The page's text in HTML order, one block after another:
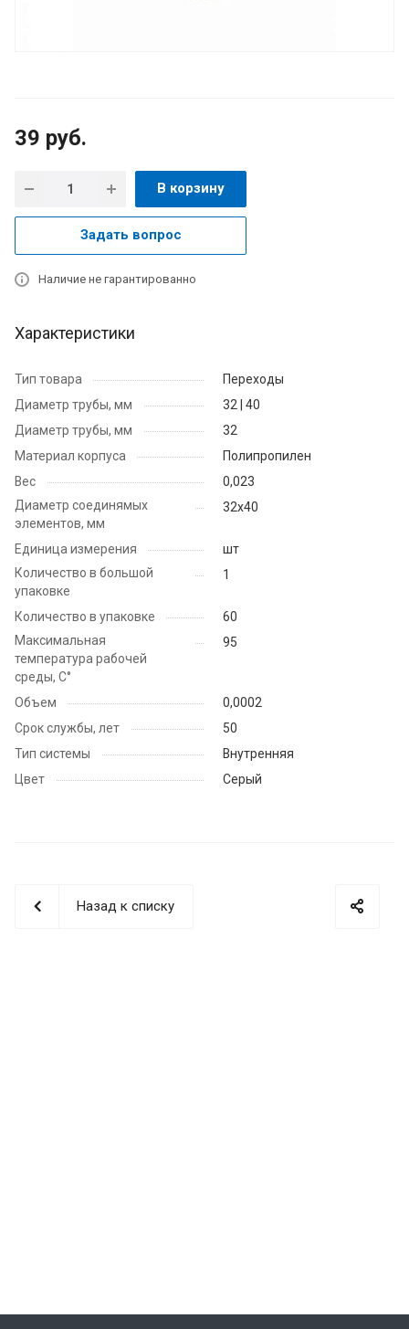
39 руб.
В корзину
Задать вопрос
Наличие не гарантированно
Характеристики
Тип товара
Переходы
Диаметр трубы, мм
32 | 40
Диаметр трубы, мм
32
Материал корпуса
Полипропилен
Вес
0,023
Диаметр соединямых
элементов, мм
32х40
Единица измерения
шт
Количество в большой
упаковке
1
Количество в упаковке
60
Максимальная
температура рабочей
среды, С°
95
Объем
0,0002
Срок службы, лет
50
Тип системы
Внутренняя
Цвет
Серый
Назад к списку